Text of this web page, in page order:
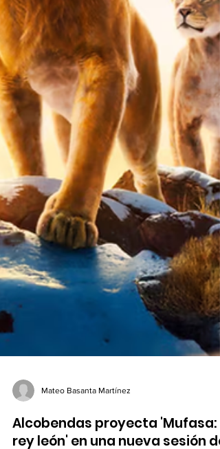
Mateo Basanta Martínez